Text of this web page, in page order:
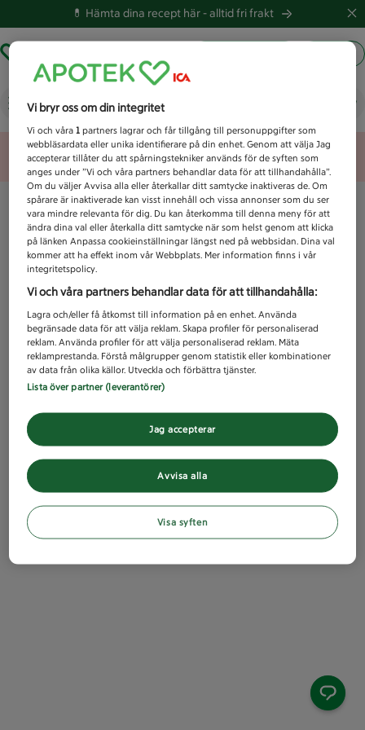
💊 Hämta dina recept här -alltid fri frakt
Vad letar du efter idag?
Unknown error
Vi bryr oss om din integritet
Vi och våra1 partners lagrar och får tillgång till personuppgifter som
webbläsardata eller unika identifierare på din enhet. Genom att välja Jag
accepterar tillåter du att spårningstekniker används för de syften som
anges under ”Vi och våra partners behandlar data för att tillhandahålla”.
Om du väljer Avvisa alla eller återkallar ditt samtycke inaktiveras de. Om
spårare är inaktiverade kan visst innehåll och vissa annonser som du ser
vara mindre relevanta för dig. Du kan återkomma till denna meny för att
ändra dina val eller återkalla ditt samtycke när som helst genom att klicka
på länken Anpassa cookieinställningar längst ned på webbsidan. Dina val
kommer att ha effekt inom vår Webbplats. Mer information finns i vår
integritetspolicy.
Vi och våra partners behandlar data för att tillhandahålla:
Lagra och/eller få åtkomst till information på en enhet. Använda
begränsade data för att välja reklam. Skapa profiler för personaliserad
reklam. Använda profiler för att välja personaliserad reklam. Mäta
reklamprestanda. Förstå målgrupper genom statistik eller kombinationer
av data från olika källor. Utveckla och förbättra tjänster.
Lista över partner (leverantörer)
Avvisa alla
Jag accepterar
Visa syften